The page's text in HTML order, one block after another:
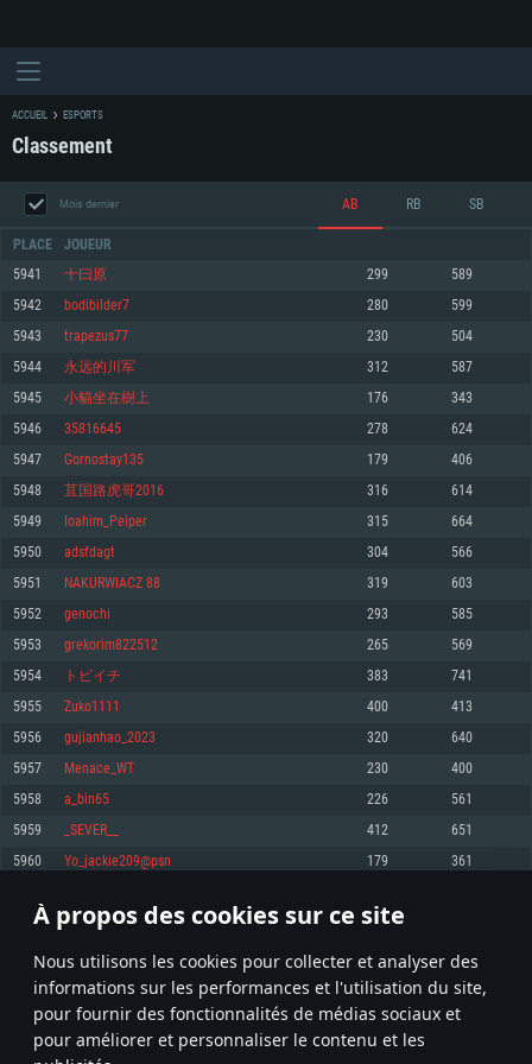
À propos des cookies sur ce site
Nous utilisons les cookies pour collecter et analyser des
informations sur les performances et l'utilisation du site,
pour fournir des fonctionnalités de médias sociaux et
pour améliorer et personnaliser le contenu et les
CONFIGURATION SYSTÈME REQUISE
Minimum
OS: Windows 10 (64 bit)
Processeur: Dual-Core 2.2 GHz
Mémoire: 4 GB
Carte graphique supportant DirectX 11: AMD Radeon 77XX / NVIDIA
GeForce GTX 660. La résolution minimale supportée par le jeu est de 720p
Connection: Connexion Internet à haut débit
Disque dur: 23.1 Go (client minimal)
Recommandée
1060 et plus, Radeon RX 570 et plus.
Disque dur: 75.9 Go (client complet)
Minimum
OS: Mac OS Big Sur 11.0 ou plus récent
Processeur: Core i5, minimum 2.2GHz (Les processeurs Intel Xeon ne sont
pas supportés)
Mémoire: 6 GB
Carte graphique: Intel Iris Pro 5200 (Mac), ou analogue AMD/Nvidia. La
résolution minimale supportée par le jeu est de 720p.
Connection: Connexion Internet à haut débit
Disque dur: 62,2 Go (client minimal)
Recommandée
OS: Mac OS Big Sur 11.0 ou plus récent
Processeur: Core i7 (Les processeurs Intel Xeon ne sont pas supportés)
Mémoire: 8 GB
Carte graphique: Radeon Vega II ou plus avec support de Metal
Disque dur: 62,2 Go (client complet)
Minimum
OS: Les configurations Linux 64 bits les plus modernes
Processeur: Dual-Core 2.4 GHz
Mémoire: 4 GB
Carte graphique: NVIDIA 660 avec les derniers drivers (moins de 6 mois) /
de même pour AMD (La résolution minimale supportée par le jeu est de
720p)
Connection: Connexion Internet à haut débit
Disque dur: 62,2 Go (client minimal)
Recommandée
OS: Ubuntu 20.04 64bit
Processeur: Intel Core i7
Mémoire: 8 GB
Carte graphique: NVIDIA 1060 avec les derniers drivers (moins de 6 mois) /
6 mois et supportant Vulkan
Connection: Connexion Internet à haut débit
Disque dur: 60,2 Go (client complet)
ACCUEIL ESPORTS
Classement
Mois dernier AB RB SB
PLACE JOUEUR
5941 十曰原 299 589
5942 bodibilder7 280 599
5943 trapezus77 230 504
5944 永远的川军 312 587
5945 小貓坐在樹上 176 343
5946 35816645 278 624
5947 Gornostay135 179 406
5948 苴国路虎哥2016 316 614
5949 Ioahim_Peiper 315 664
5950 adsfdagt 304 566
5951 NAKURWIACZ 88 319 603
5952 genochi 293 585
5953 grekorim822512 265 569
5954 トビイチ 383 741
5955 Zuko1111 400 413
5956 gujianhao_2023 320 640
5957 Menace_WT 230 400
5958 a_bin65 226 561
5959 _SEVER__ 412 651
5960 Yo_jackie209@psn 179 361
* Classement mis à jour quotidiennement
297 298 299 398